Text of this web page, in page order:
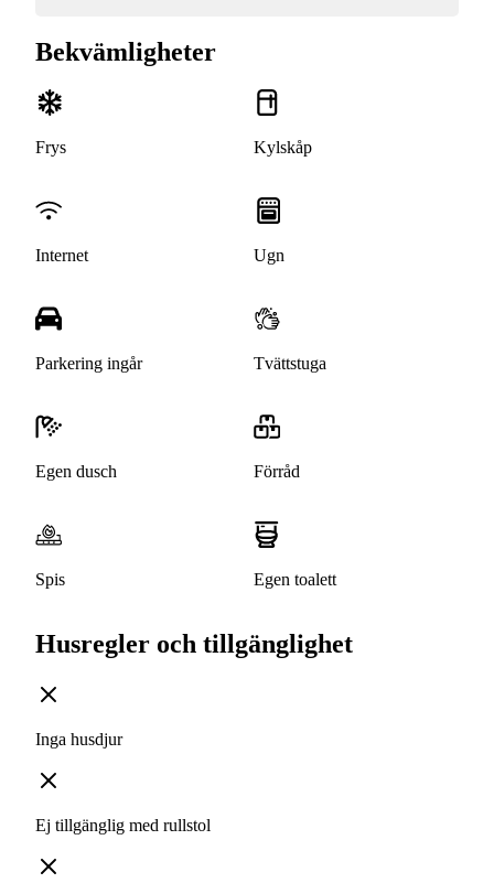
Bekvämligheter
Frys Kylskåp
Internet Ugn
Parkering ingår Tvättstuga
Egen dusch Förråd
Spis Egen toalett
Husregler och tillgänglighet
Inga husdjur
Ej tillgänglig med rullstol